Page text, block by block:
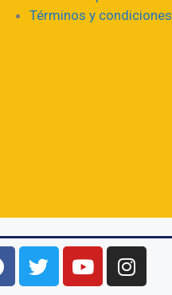
Términos y condiciones